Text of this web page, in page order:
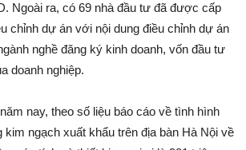
Ngoài ra, có 69 nhà đầu tư đã được cấp
chỉnh dự án với nội dung điều chỉnh dự án
nghề đăng ký kinh doanh, vốn đầu tư
doanh nghiệp.
nay, theo số liệu báo cáo về tình hình
kim ngạch xuất khẩu trên địa bàn Hà Nội về